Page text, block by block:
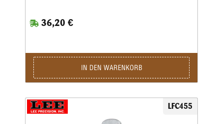
Geschoss, bzw. in die Crimprille gepresst.Der Pressdruck
kann durch Verstellen des Matrizenkörpers fein justiert
sichern.Der Crimp entspricht dem einer Fabrikpatrone.Bei
zylindrischen Faustfeuerwaffenhülsen wird der Hülsenmund
entweder über einen Tapercrimp für Pistolenpatronen oder
einen Rollcrimp bei Revolverpatronen gecrimpt.Ein
zusätzlicher Hartmetall-Kalibrierring glättet anschließend
aufgeworfenes Material.Der Geschosssitz ist deutlich fester,
als bei anderen Crimpmatrizen.Selbst bei stärksten
36,20 €
IN DEN WARENKORB
LFC455